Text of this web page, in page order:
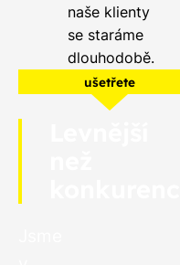
naše klienty
se staráme
dlouhodobě.
ušetřete